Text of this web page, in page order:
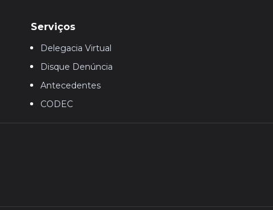
Serviços
Delegacia Virtual
Disque Denúncia
Antecedentes
CODEC